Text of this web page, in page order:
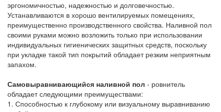
эргономичностью, надежностью и долговечностью.
Устанавливаются в хорошо вентилируемых помещениях,
преимущественно производственного свойства. Наливной пол
своими руками можно возложить только при использовании
индивидуальных гигиенических защитных средств, поскольку
при укладке такой тип покрытий обладает резким неприятным
запахом.
Самовыравнивающийся наливной пол - ровнитель
обладает следующими преимуществами:
1. Способностью к глубокому или визуальному выравниванию